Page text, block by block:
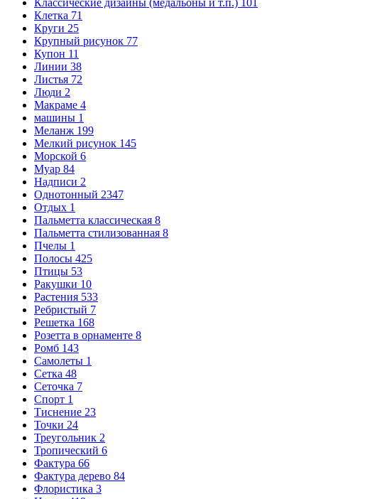
Классические дизайны (медальоны и т.п.) 101
Клетка 71
Круги 25
Крупный рисунок 77
Купон 11
Линии 38
Листья 72
Люди 2
Макраме 4
машины 1
Меланж 199
Мелкий рисунок 145
Морской 6
Муар 84
Надписи 2
Однотонный 2347
Отдых 1
Пальметта классическая 8
Пальметта стилизованная 8
Пчелы 1
Полосы 425
Птицы 53
Ракушки 10
Растения 533
Ребристый 7
Решетка 168
Розетта в орнаменте 8
Ромб 143
Самолеты 1
Сетка 48
Сеточка 7
Спорт 1
Тиснение 23
Точки 24
Треугольник 2
Тропический 6
Фактура 66
Фактура дерево 84
Флористика 3